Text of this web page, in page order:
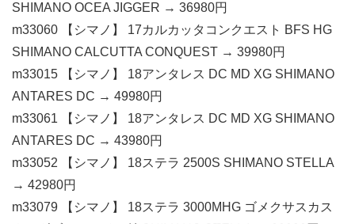
SHIMANO OCEA JIGGER → 36980円
m33060 【シマノ】 17カルカッタコンクエスト BFS HG
SHIMANO CALCUTTA CONQUEST → 39980円
m33015 【シマノ】 18アンタレス DC MD XG SHIMANO
ANTARES DC → 49980円
m33061 【シマノ】 18アンタレス DC MD XG SHIMANO
ANTARES DC → 43980円
m33052 【シマノ】 18ステラ 2500S SHIMANO STELLA
→ 42980円
m33079 【シマノ】 18ステラ 3000MHG ゴメクサスカス